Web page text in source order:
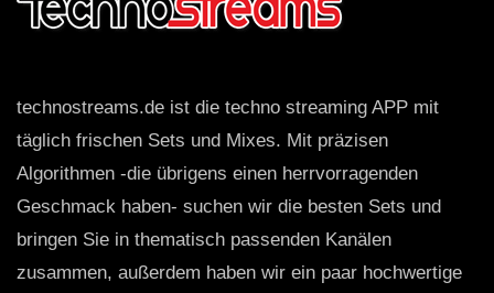
technostreams.de ist die techno streaming APP mit
täglich frischen Sets und Mixes. Mit präzisen
Algorithmen -die übrigens einen herrvorragenden
Geschmack haben- suchen wir die besten Sets und
bringen Sie in thematisch passenden Kanälen
zusammen, außerdem haben wir ein paar hochwertige